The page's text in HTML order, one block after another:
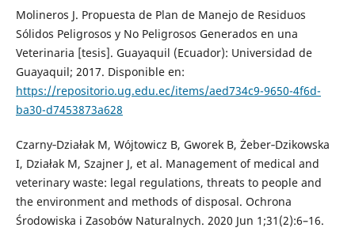
Molineros J. Propuesta de Plan de Manejo de Residuos
Sólidos Peligrosos y No Peligrosos Generados en una
Veterinaria [tesis]. Guayaquil (Ecuador): Universidad de
Guayaquil; 2017. Disponible en:
https://repositorio.ug.edu.ec/items/aed734c9-9650-4f6d-
ba30-d7453873a628
Czarny‑Działak M, Wójtowicz B, Gworek B, Żeber‑Dzikowska
I, Działak M, Szajner J, et al. Management of medical and
veterinary waste: legal regulations, threats to people and
the environment and methods of disposal. Ochrona
Środowiska i Zasobów Naturalnych. 2020 Jun 1;31(2):6–16.